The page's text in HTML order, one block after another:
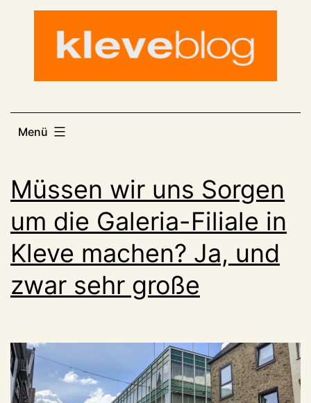
Menü
Müssen wir uns Sorgen
um die Galeria-Filiale in
Kleve machen? Ja, und
zwar sehr große